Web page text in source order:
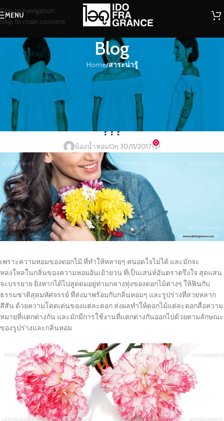
Skip to navigation
Skip to main content
MENU
Blog
Home/สาระน่ารู้
สาระน่ารู้
ความหมายของดอกไม้หลากกลิ่น
หลากสไตล์ คุณชอบดอกไหนกันนะ
???
น้องน้ำหอมOn 30/11/2017 0
เพราะความหอมของดอกไม้ ที่ทำให้หลายๆ คนอดใจไม่ได้ และมักจะ
หลงใหลในกลิ่นของความหอมอันเย้ายวน ที่เป็นเสน่ห์อันตราตรึงใจ สุดแสน
จะบรรยาย ยิ่งหากได้ไปสูดดมอยู่ท่ามกลางทุ่งของดอกไม้ต่างๆ ให้ฟินกับ
ธรรมชาติสุดมหัศจรรย์ ที่ส่งมาพร้อมกับกลิ่นหอมๆ และรูปร่างที่สวยหลาก
สีสัน ด้วยความโดดเด่นของแต่ละดอก ส่งผลทำให้ดอกไม้แต่ละดอกสื่อความ
หมายที่แตกต่างกัน และมักมีการใช้งานที่แตกต่างกันออกไปด้วยตามลักษณะ
ของรูปร่างและกลิ่นหอม